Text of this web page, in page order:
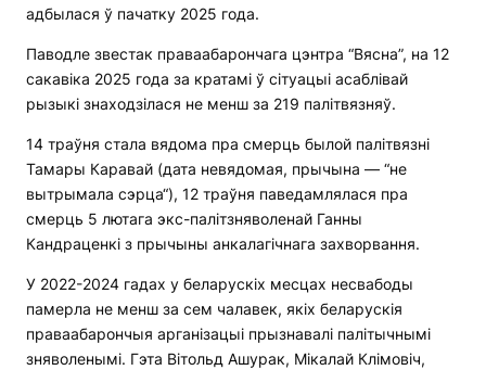
адбылася ў пачатку 2025 года.
Паводле звестак праваабарончага цэнтра “Вясна”, на 12
сакавіка 2025 года за кратамі ў сітуацыі асаблівай
рызыкі знаходзілася не менш за 219 палітвязняў.
14 траўня стала вядома пра смерць былой палітвязні
Тамары Каравай (дата невядомая, прычына — “не
вытрымала сэрца“), 12 траўня паведамлялася пра
смерць 5 лютага экс-палітзняволенай Ганны
Кандраценкі з прычыны анкалагічнага захворвання.
У 2022-2024 гадах у беларускіх месцах несвабоды
памерла не менш за сем чалавек, якіх беларускія
праваабарончыя арганізацыі прызнавалі палітычнымі
зняволенымі. Гэта Вітольд Ашурак, Мікалай Клімовіч,